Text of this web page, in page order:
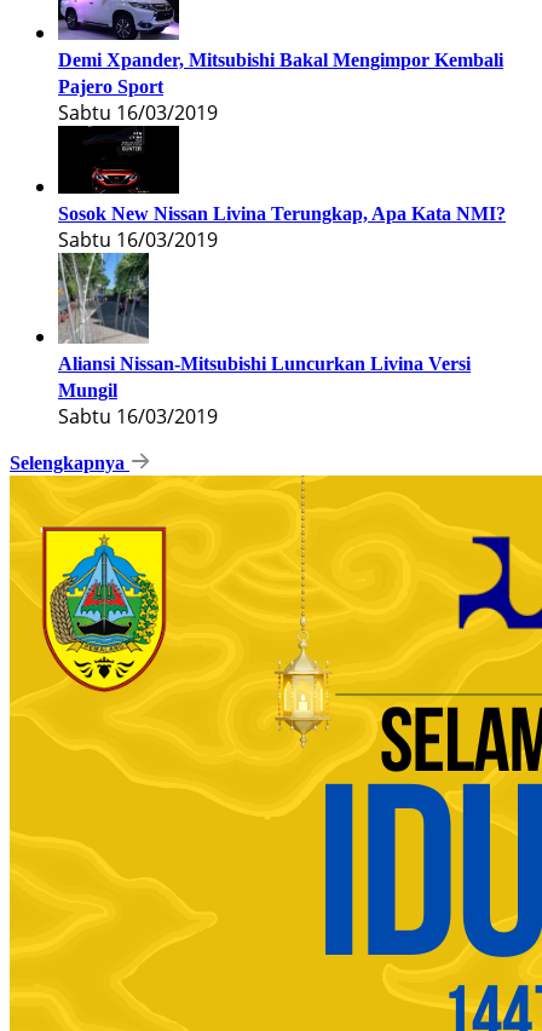
Demi Xpander, Mitsubishi Bakal Mengimpor Kembali
Pajero Sport
Sabtu 16/03/2019
Sosok New Nissan Livina Terungkap, Apa Kata NMI?
Sabtu 16/03/2019
Aliansi Nissan-Mitsubishi Luncurkan Livina Versi
Mungil
Sabtu 16/03/2019
Selengkapnya